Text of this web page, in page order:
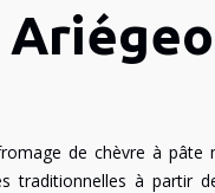
de chèvre à pâte
traditionnelles à partir